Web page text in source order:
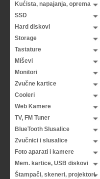
Kućista, napajanja, oprema
SSD
Hard diskovi
Storage
Tastature
Miševi
Monitori
Zvučne kartice
Cooleri
Web Kamere
TV, FM Tuner
BlueTooth Slusalice
Zvučnici i slusalice
Foto aparati i kamere
Mem. kartice, USB diskovi
Štampači, skeneri, projektori